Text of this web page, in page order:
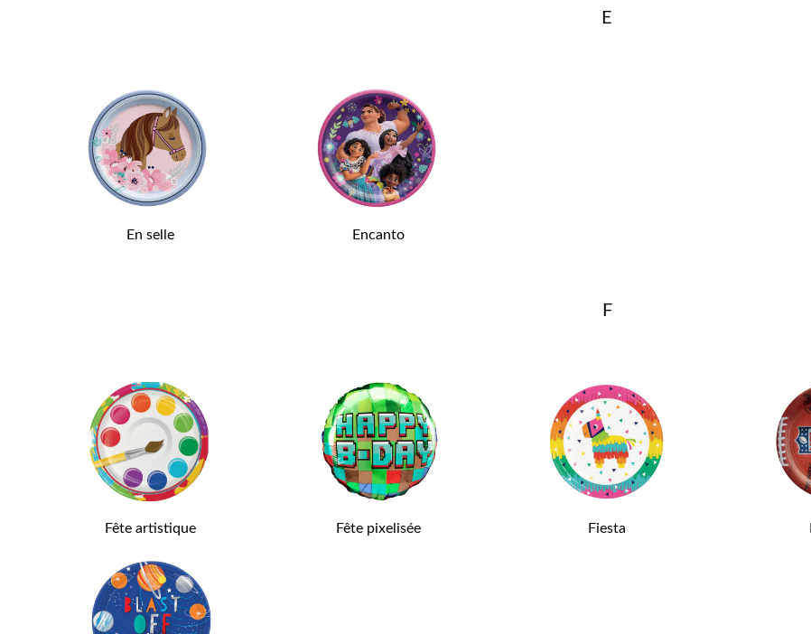
E
En selle Encanto
F
Fête artistique Fête pixelisée Fiesta